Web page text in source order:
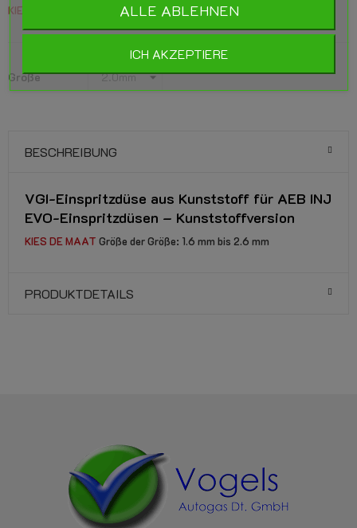
KIES DE MAAT Größe der Größe: 1.6 mm bis 2.6 mm
Größe
BESCHREIBUNG
VGI-Einspritzdüse aus Kunststoff für AEB INJ
EVO-Einspritzdüsen – Kunststoffversion
KIES DE MAAT Größe der Größe: 1.6 mm bis 2.6 mm
PRODUKTDETAILS
ALLE ABLEHNEN
ICH AKZEPTIERE